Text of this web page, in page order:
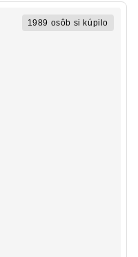
1989 osôb si kúpilo